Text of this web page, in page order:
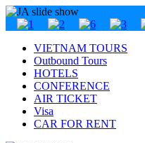
VIETNAM TOURS
Outbound Tours
HOTELS
CONFERENCE
AIR TICKET
Visa
CAR FOR RENT